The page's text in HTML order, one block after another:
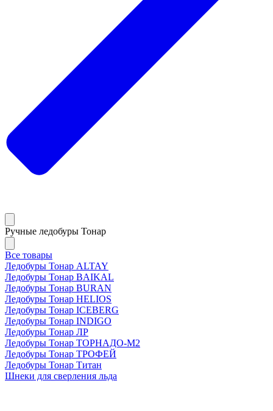
Ручные ледобуры Тонар
Все товары
Ледобуры Тонар ALTAY
Ледобуры Тонар BAIKAL
Ледобуры Тонар BURAN
Ледобуры Тонар HELIOS
Ледобуры Тонар ICEBERG
Ледобуры Тонар INDIGO
Ледобуры Тонар ЛР
Ледобуры Тонар ТОРНАДО-М2
Ледобуры Тонар ТРОФЕЙ
Ледобуры Тонар Титан
Шнеки для сверления льда